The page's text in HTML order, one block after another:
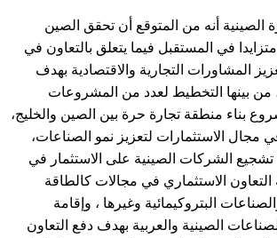
الصينية أنه من المتوقع أن تحقق الصين
متزايدا في المستقبل فيما يتعلق بالتعاون في
المشاورات التجارية والاقتصادية بهدف
من بينها التخطيط لعدد من المشروعات
بناء منطقة تجارة حرة بين الصين والخليج،
في مجال الاستثمارات لتعزيز نمو الصناعات،
الشركات الصينية على الاستثمار في
التعاون الاستثماري في مجالات كالطاقة
البتروكيمائية وغيرها ، وإقامة
الصينية والعربية بهدف دفع التعاون